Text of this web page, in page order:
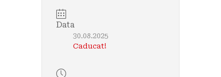
Data
30.08.2025
Caducat!